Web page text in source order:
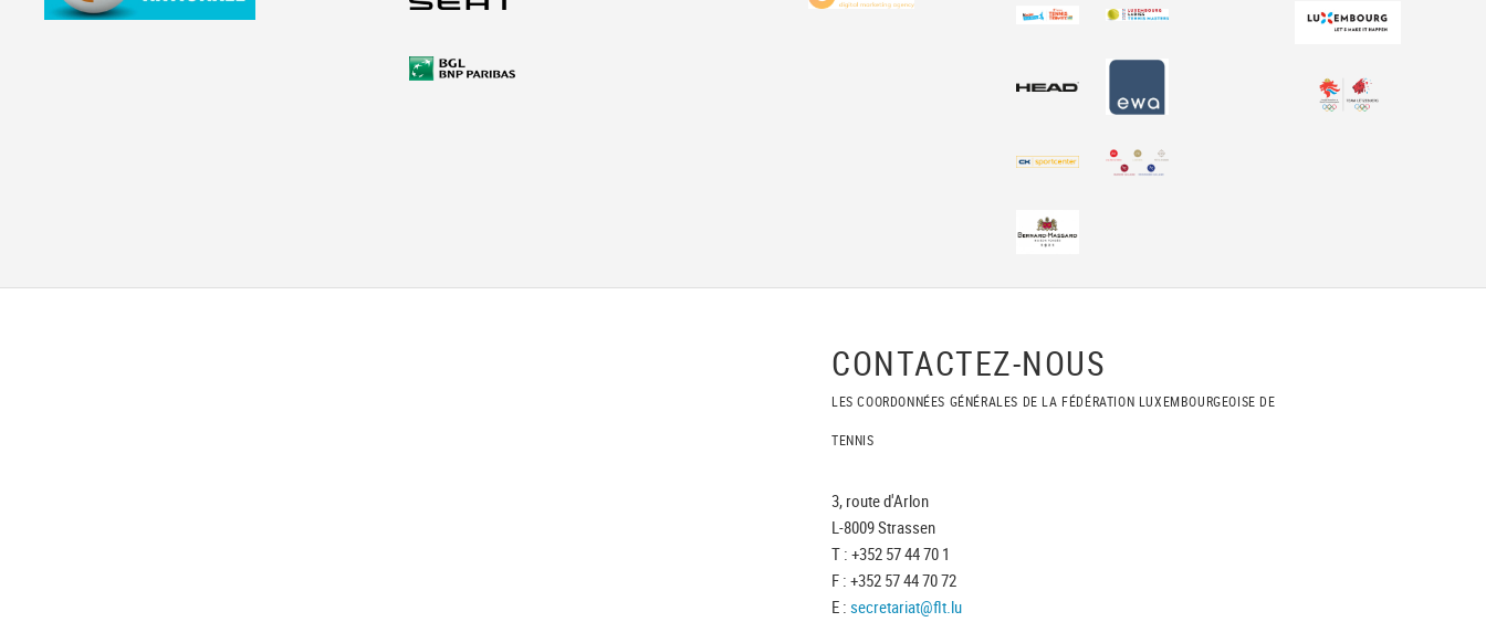
CONTACTEZ-NOUS
LES COORDONNÉES GÉNÉRALES DE LA FÉDÉRATION LUXEMBOURGEOISE DE
TENNIS
3, route d'Arlon
L-8009 Strassen
T : +352 57 44 70 1
F : +352 57 44 70 72
E : secretariat@flt.lu